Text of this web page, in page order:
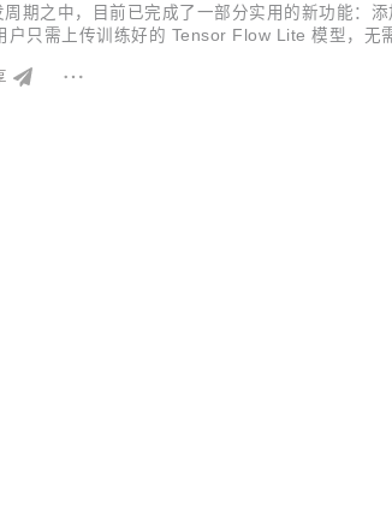
期之中，目前已完成了一部分实用的新功能：
只需上传训练好的 Tensor Flow Lite 模型，